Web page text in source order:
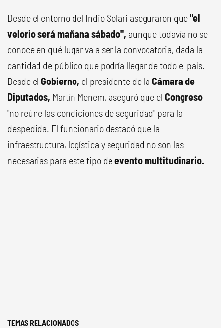
Desde el entorno del Indio Solari aseguraron que"el
velorio será mañana sábado", aunque todavía no se
conoce en qué lugar va a ser la convocatoria, dada la
cantidad de público que podría llegar de todo el país.
Desde el Gobierno, el presidente de la Cámara de
Diputados, Martín Menem, aseguró que el Congreso
"no reúne las condiciones de seguridad" para la
despedida. El funcionario destacó que la
infraestructura, logística y seguridad no son las
necesarias para este tipo deevento multitudinario.
TEMAS RELACIONADOS